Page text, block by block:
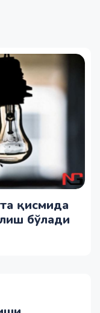
қисмида
бўлади